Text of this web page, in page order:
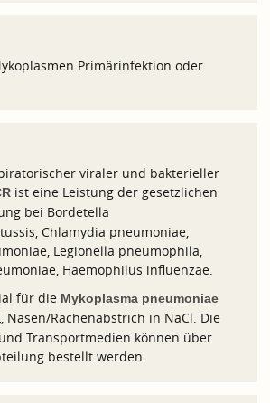
Primärinfektion oder
viraler und bakterieller
ist eine Leistung der gesetzlichen
bei Bordetella
Chlamydia pneumoniae,
Legionella pneumophila,
Haemophilus influenzae.
für die Mykoplasma pneumoniae
Nasen/Rachenabstrich in NaCl. Die
Transportmedien können über
bestellt werden.